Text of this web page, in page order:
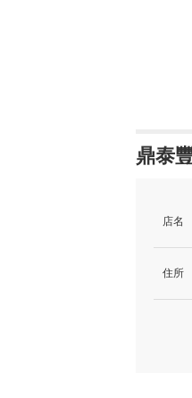
鼎泰
店名
住所